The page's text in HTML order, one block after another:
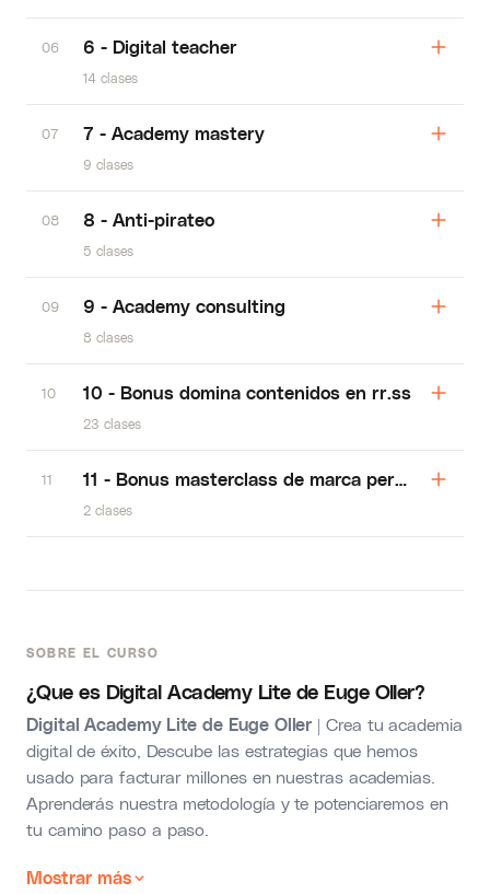
SOBRE EL CURSO
¿Que es Digital Academy Lite de Euge Oller?
Digital Academy Lite de Euge Oller | Crea tu academia
digital de éxito, Descube las estrategias que hemos
usado para facturar millones en nuestras academias.
Aprenderás nuestra metodología y te potenciaremos en
tu camino paso a paso.
Mostrar más
06 6 - Digital teacher
14 clases
07 7 - Academy mastery
9 clases
08 8 - Anti-pirateo
5 clases
09 9 - Academy consulting
8 clases
10 10 - Bonus domina contenidos en rr.ss
23 clases
11 11 - Bonus masterclass de marca personal
2 clases